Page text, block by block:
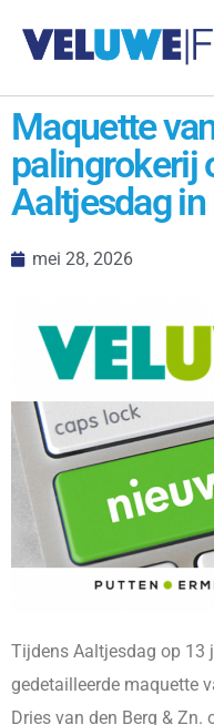
Maquette
palingrokerij
Aaltjesdag
mei 28, 2026
Tijdens Aaltjesdag op 13
gedetailleerde maquette
Dries van den Berg & Zn.